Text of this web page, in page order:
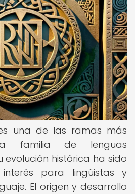
una de las ramas más
familia de lenguas
evolución histórica ha sido
para lingüistas y
El origen y desarrollo